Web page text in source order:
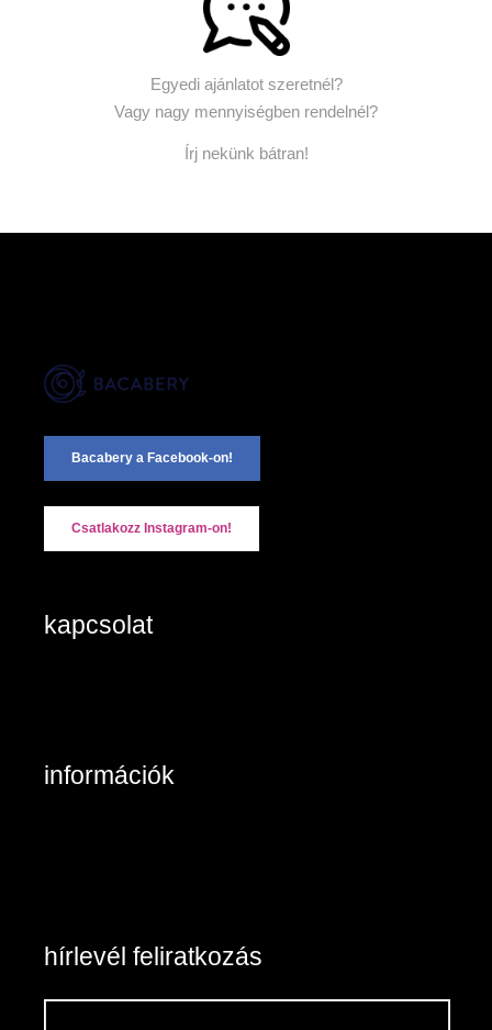
Egyedi ajánlatot szeretnél?
Vagy nagy mennyiségben rendelnél?
Írj nekünk bátran!
Bacabery a Facebook-on!
Csatlakozz Instagram-on!
kapcsolat
információk
hírlevél feliratkozás